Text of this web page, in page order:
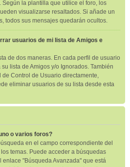
la plantilla que utilice el foro, los
visualizarse resaltados. Si añade un
todos sus mensajes quedarán ocultos.
usuarios de mi lista de Amigos e
de dos maneras. En cada perfil de usuario
lista de Amigos y/o Ignorados. También
Control de Usuario directamente,
eliminar usuarios de su lista desde esta
o varios foros?
en el campo correspondiente del
temas. Puede acceder a búsquedas
"Búsqueda Avanzada" que está